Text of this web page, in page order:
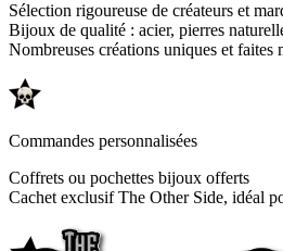
Sélection rigoureuse de créateurs et
Bijoux de qualité : acier, pierres
Nombreuses créations uniques et faites
Commandes personnalisées
Coffrets ou pochettes bijoux offerts
Cachet exclusif The Other Side, idéal